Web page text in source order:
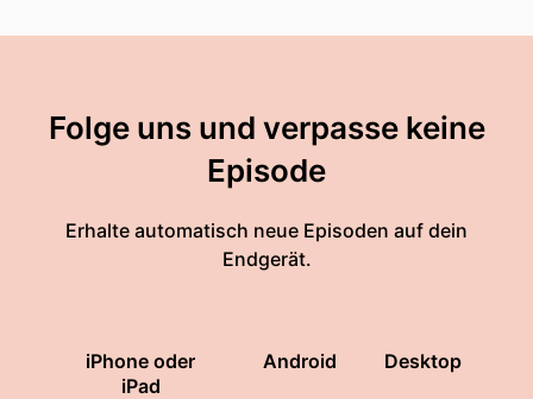
Folge uns und verpasse keine
Episode
Erhalte automatisch neue Episoden auf dein
Endgerät.
iPhone oder
iPad
Android Desktop